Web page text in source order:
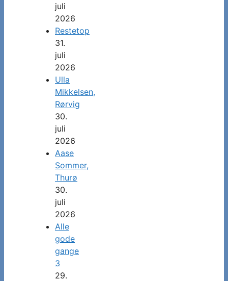
juli
2026
Restetop
31.
juli
2026
Ulla
Mikkelsen,
Rørvig
30.
juli
2026
Aase
Sommer,
Thurø
30.
juli
2026
Alle
gode
gange
3
29.